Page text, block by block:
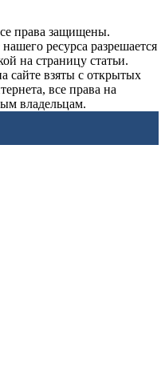
права защищены.
ресурса разрешается
на страницу статьи.
сайте взяты с открытых
все права на
владельцам.